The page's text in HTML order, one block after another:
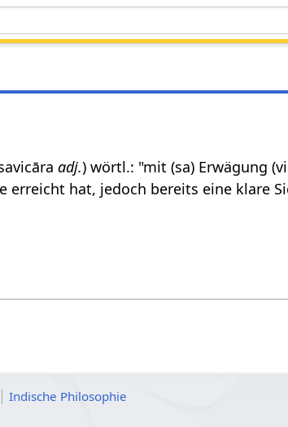
savicāraadj.) wörtl.: "mit (sa) Erwägung
erreicht hat, jedoch bereits eine klare
Indische Philosophie